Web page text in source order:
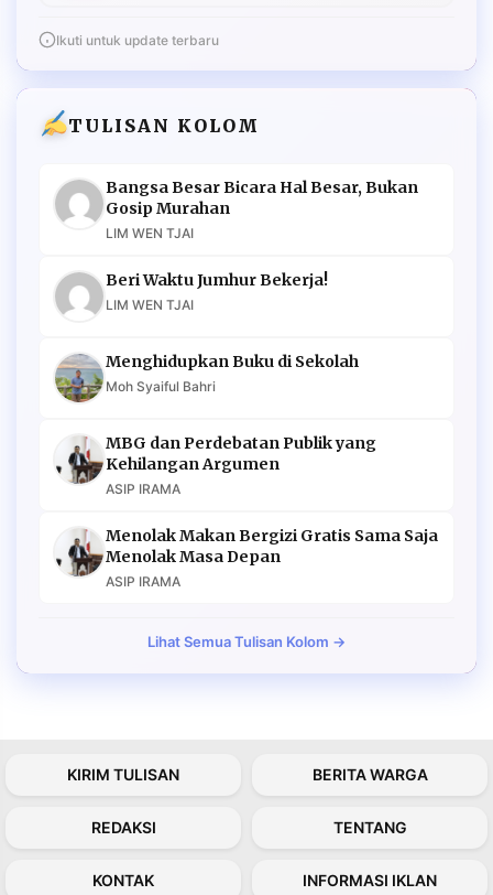
Ikuti untuk update terbaru
TULISAN KOLOM
Bangsa Besar Bicara Hal Besar, Bukan
Gosip Murahan
LIM WEN TJAI
Beri Waktu Jumhur Bekerja!
LIM WEN TJAI
Menghidupkan Buku di Sekolah
Moh Syaiful Bahri
MBG dan Perdebatan Publik yang
Kehilangan Argumen
ASIP IRAMA
Menolak Makan Bergizi Gratis Sama Saja
Menolak Masa Depan
ASIP IRAMA
Lihat Semua Tulisan Kolom →
KIRIM TULISAN BERITA WARGA
REDAKSI TENTANG
KONTAK INFORMASI IKLAN